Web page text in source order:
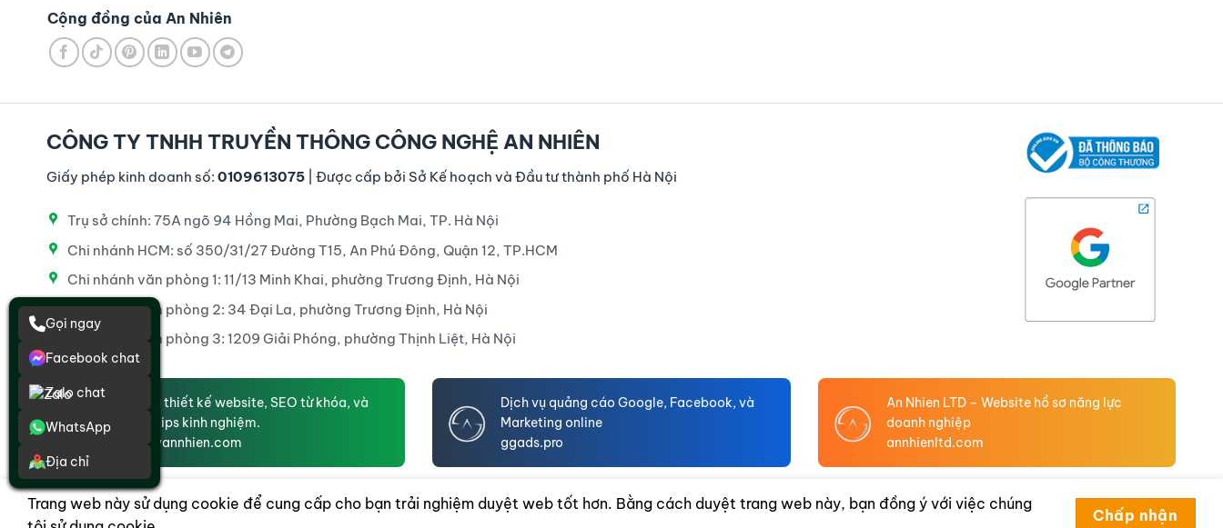
Cộng đồng của An Nhiên
CÔNG TY TNHH TRUYỀN THÔNG CÔNG NGHỆ AN NHIÊN
Giấy phép kinh doanh số: 0109613075| Được cấp bởi Sở Kế hoạch và Đầu tư thành phố Hà Nội
Trụ sở chính: 75A ngõ 94 Hồng Mai, Phường Bạch Mai, TP. Hà Nội
Chi nhánh HCM: số 350/31/27 Đường T15, An Phú Đông, Quận 12, TP.HCM
Chi nhánh văn phòng 1: 11/13 Minh Khai, phường Trương Định, Hà Nội
Chi nhánh văn phòng 2: 34 Đại La, phường Trương Định, Hà Nội
Chi nhánh văn phòng 3: 1209 Giải Phóng, phường Thịnh Liệt, Hà Nội
Dịch vụ thiết kế website, SEO từ khóa, và
những tips kinh nghiệm.
Congtyannhien.com
Dịch vụ quảng cáo Google, Facebook, và
Marketing online
ggads.pro
An Nhien LTD – Website hồ sơ năng lực
doanh nghiệp
annhienltd.com
Gọi ngay
Facebook chat
Zalo chat
WhatsApp
Địa chỉ
Trang web này sử dụng cookie để cung cấp cho bạn trải nghiệm duyệt web tốt hơn. Bằng cách duyệt trang web này, bạn đồng ý với việc chúng
Chấp nhận